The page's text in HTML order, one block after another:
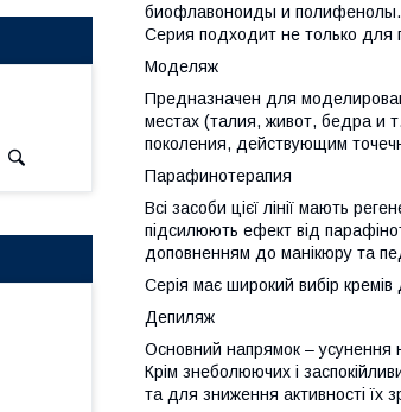
биофлавоноиды и
Серия подходит не только для
Моделяж
Предназначен для
местах (талия, живот, бедра и
поколения, действующим
Парафинотерапия
Всі засоби цієї лінії мають
підсилюють ефект від
доповненням до манікюру та
Серія має широкий вибір кремів
Депиляж
Основний напрямок – усунення
Крім знеболюючих і
та для зниження активності їх